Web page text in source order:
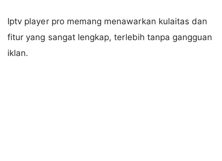
Iptv player pro memang menawarkan kulaitas dan
fitur yang sangat lengkap, terlebih tanpa gangguan
iklan.